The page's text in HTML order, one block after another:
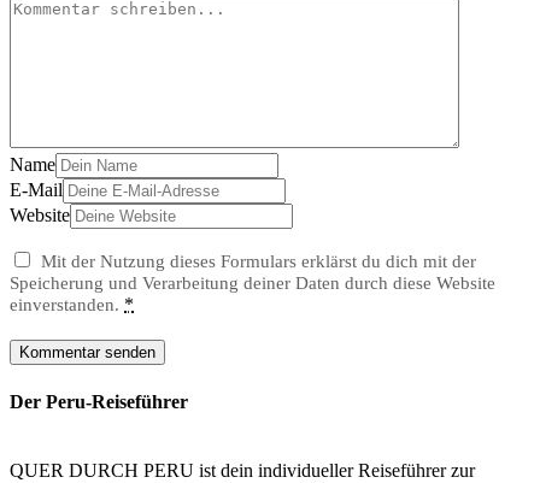
Name
E-Mail
Website
Mit der Nutzung dieses Formulars erklärst du dich mit der
Speicherung und Verarbeitung deiner Daten durch diese Website
einverstanden. *
Der Peru-Reiseführer
QUER DURCH PERU ist dein individueller Reiseführer zur